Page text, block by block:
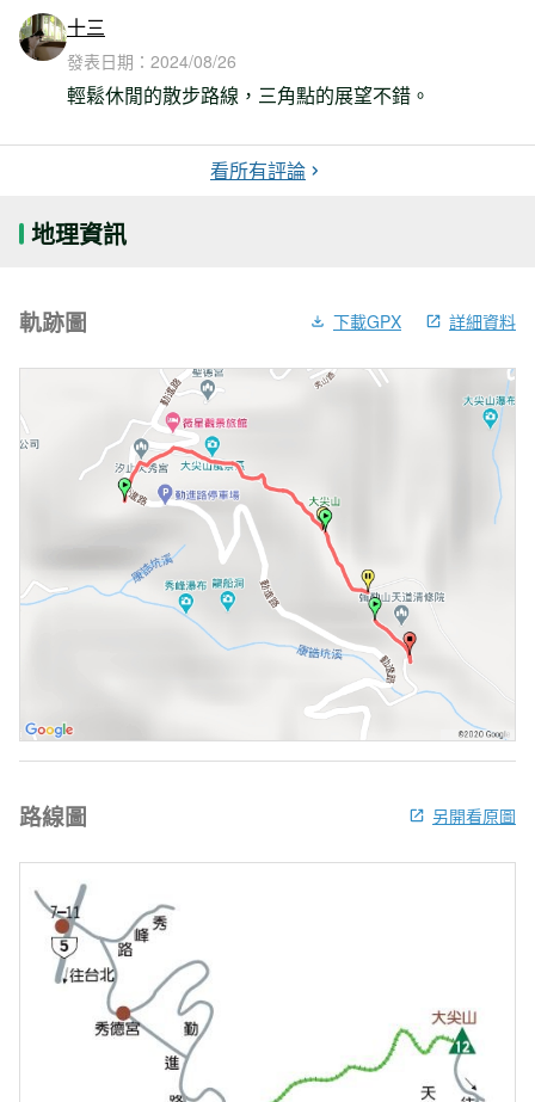
十三
發表日期： 2024/08/26
輕鬆休閒的散步路線，三角點的展望不錯。
看所有評論
地理資訊
軌跡圖 下載GPX 詳細資料
路線圖 另開看原圖